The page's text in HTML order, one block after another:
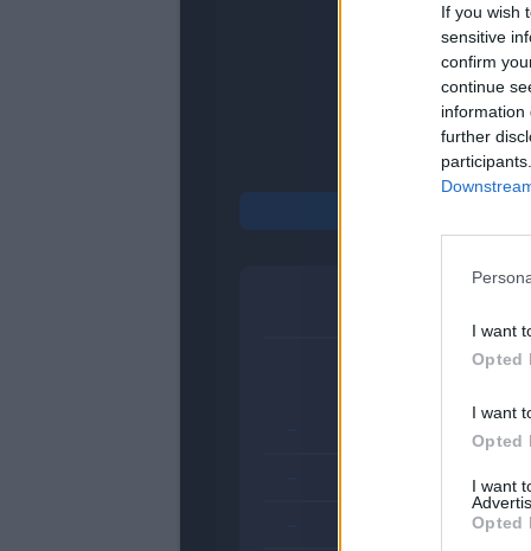
If you wish
sensitive
confirm
continue
information
further
I want
Opted
I want
Opted
I want
Opted